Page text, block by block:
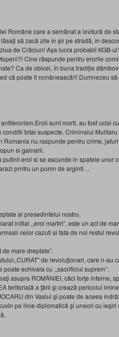
Române care a semănat a lovitură de
să zacă zile în șir pe stradă, în
de Crăciun! Așa lucra probabil KGB-
Cine răspunde pentru erorile
Ca de obicei, în buna tradiție
că poate fi românească!!! Dumnezeu
sunt morti, au fost ucisi
total suspecte. Criminalul Mulitaru
Romania nu raspunde pentru crime,
si gainarii.
eroi si se ascunde in spatele unor
prntru un pumn de arginti…
al presedintelui nostru.
initial ,,eroi martiri”, este un act de
celor cazuti si fata de noi restul
mare dreptate”.
de revoluţionari, care n-au
echivala cu ,,sacrificiul suprem”.
asupra ROMÂNIEI, căci forţe interne,
teritorială a ţării şi crează pericolul
din Vaslui şi poate de aceea
pe linie diplomatică şi uneori cu ieşiri